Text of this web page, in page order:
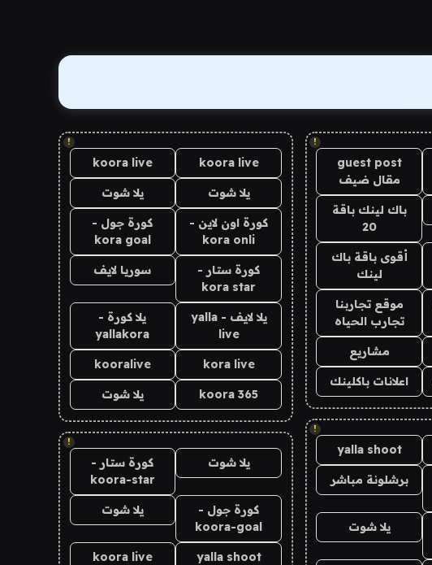
!
guest post
مقال ضيف
باك لينك باقة
20
أقوى باقة باك
لينك
موقع تجاربنا
تجارب الحياه
مشاريع
اعلانات باكلينك
!
yalla shoot
برشلونة مباشر
يلا شوت
!
koora live
koora live
يلا شوت يلا شوت
كورة اون لاين -
kora onli
كورة جول -
kora goal
كورة ستار -
kora star
سوريا لايف
يلا لايف - yalla
live
يلا كورة -
yallakora
kora live
kooralive
koora 365 يلا شوت
!
يلا شوت
كورة ستار -
koora-star
كورة جول -
koora-goal
يلا شوت
yalla shoot
koora live